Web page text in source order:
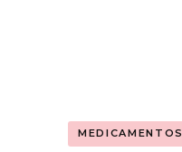
Entretenimento
MEDICAMENTOS